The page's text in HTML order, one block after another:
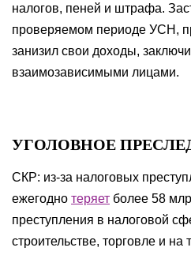
налогов, пеней и штрафа.
проверяемом периоде УСН,
занизил свои доходы,
взаимозависимыми лицами.
УГОЛОВНОЕ
СКР: из-за налоговых
ежегодно теряет более 58
преступления в налоговой
строительстве, торговле и на